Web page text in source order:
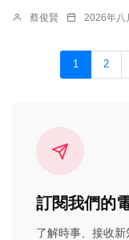
蔡俊賢 2026年八
1 2
訂閱我們的
了解時事、接收新